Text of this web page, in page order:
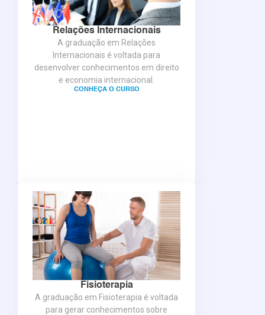
Relações Internacionais
A graduação em Relações
Internacionais é voltada para
desenvolver conhecimentos em direito
e economia internacional.
CONHEÇA O CURSO
Fisioterapia
A graduação em Fisioterapia é voltada
para gerar conhecimentos sobre